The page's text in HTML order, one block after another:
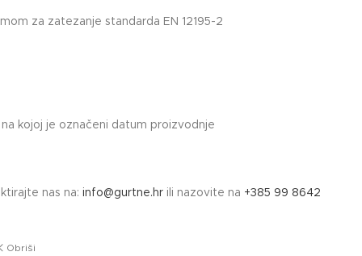
za zatezanje standarda EN 12195-2
kojoj je označeni datum proizvodnje
nas na: info@gurtne.hr ili nazovite na +385 99 8642
Obriši